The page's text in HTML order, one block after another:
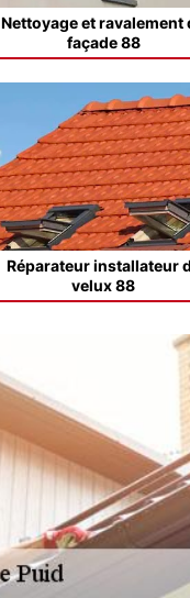
Nettoyage et ravalement
façade 88
Réparateur installateur
velux 88